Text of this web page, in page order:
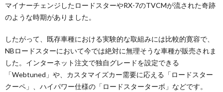
マイナーチェンジしたロードスターやRX-7のTVCMが流された奇跡
のような時期がありました。
したがって、既存車種における実験的な取組みには比較的寛容で、
NBロードスターにおいて今では絶対に無理そうな車種が販売されま
した。インターネット注文で独自グレードを設定できる
「Webtuned」や、カスタマイズカー需要に応える「ロードスター
クーペ」、ハイパワー仕様の「ロードスターターボ」などです。